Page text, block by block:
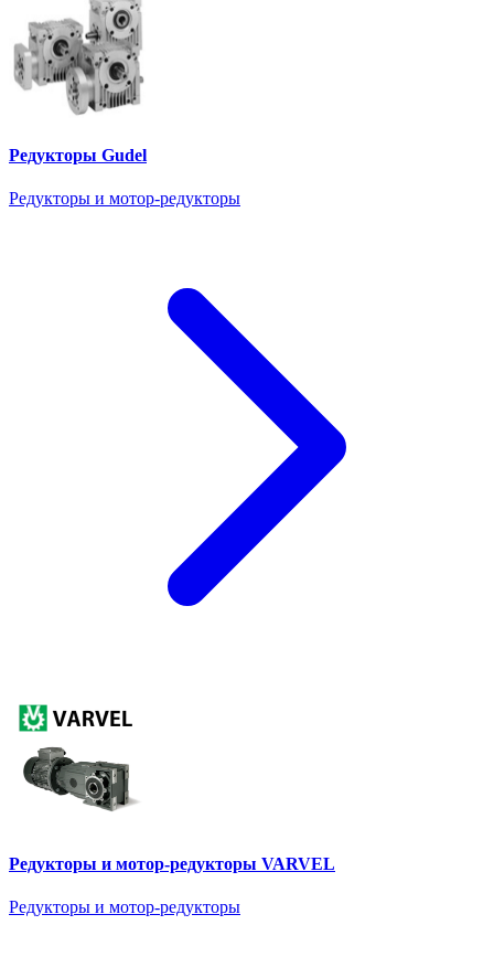
Редукторы Gudel
Редукторы и мотор-редукторы
Редукторы и мотор-редукторы VARVEL
Редукторы и мотор-редукторы